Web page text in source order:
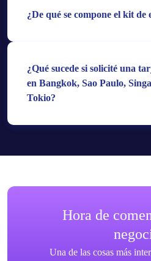
¿De qué se compone el kit de
¿Qué sucede si solicité una
en Bangkok, Sao Paulo,
Tokio?
Hora de
Una de las cosas más